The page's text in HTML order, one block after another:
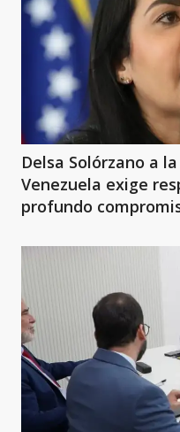
Delsa Solórzano a
Venezuela exige
profundo